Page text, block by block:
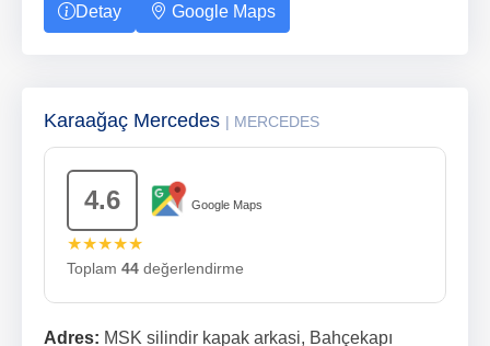
Detay Google Maps
Karaağaç Mercedes | MERCEDES
4.6 Google Maps
★★★★★
Toplam 44 değerlendirme
Adres: MSK silindir kapak arkasi, Bahçekapı